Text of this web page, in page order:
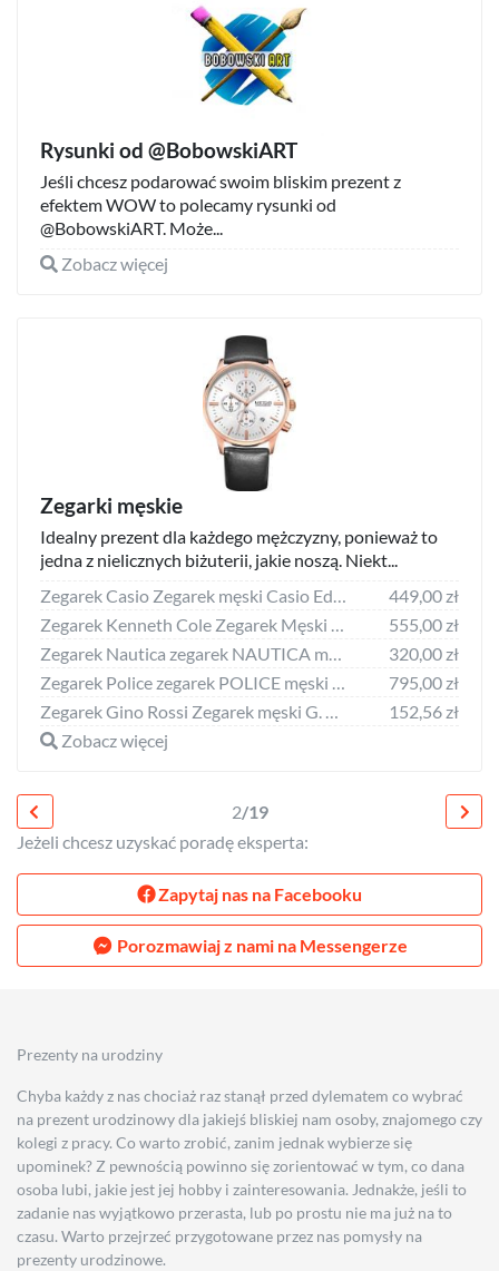
Rysunki od @BobowskiART
Jeśli chcesz podarować swoim bliskim prezent z
efektem WOW to polecamy rysunki od
@BobowskiART. Może...
Zobacz więcej
Zegarki męskie
Idealny prezent dla każdego mężczyzny, ponieważ to
jedna z nielicznych biżuterii, jakie noszą. Niekt...
Zegarek Casio Zegarek męski Casio Edifice EFV-C110D-2AVEF
449,00 zł
Zegarek Kenneth Cole Zegarek Męski Kenneth Cole 10023868 (50 mm)
555,00 zł
Zegarek Nautica zegarek NAUTICA męski A11107G (44MM) NoSize
320,00 zł
Zegarek Police zegarek POLICE męski R1451277002 (47MM) NoSize
795,00 zł
Zegarek Gino Rossi Zegarek męski G. Rossi DARTO E11652A6-6F3
152,56 zł
Zobacz więcej
2/19
Jeżeli chcesz uzyskać poradę eksperta:
Zapytaj nas na Facebooku
Porozmawiaj z nami na Messengerze
Prezenty na urodziny
Chyba każdy z nas chociaż raz stanął przed dylematem co wybrać
na prezent urodzinowy dla jakiejś bliskiej nam osoby, znajomego czy
kolegi z pracy. Co warto zrobić, zanim jednak wybierze się
upominek? Z pewnością powinno się zorientować w tym, co dana
osoba lubi, jakie jest jej hobby i zainteresowania. Jednakże, jeśli to
zadanie nas wyjątkowo przerasta, lub po prostu nie ma już na to
czasu. Warto przejrzeć przygotowane przez nas pomysły na
prezenty urodzinowe.